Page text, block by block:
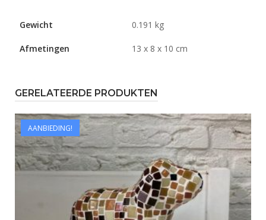
Gewicht 0.191 kg
Afmetingen 13 x 8 x 10 cm
GERELATEERDE PRODUKTEN
AANBIEDING!